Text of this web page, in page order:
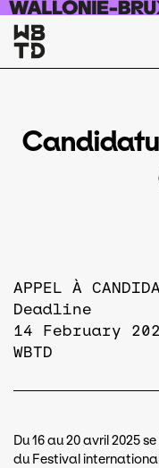
Skip to main content
APPEL À
Deadline
14 February
WBTD
Du 16 au 20 avril 2025
du Festival